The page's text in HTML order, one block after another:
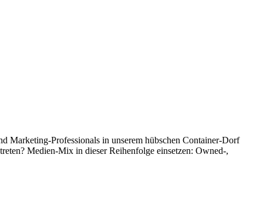
Marketing-Professionals in unserem hübschen Container-Dorf
Medien-Mix in dieser Reihenfolge einsetzen: Owned-,